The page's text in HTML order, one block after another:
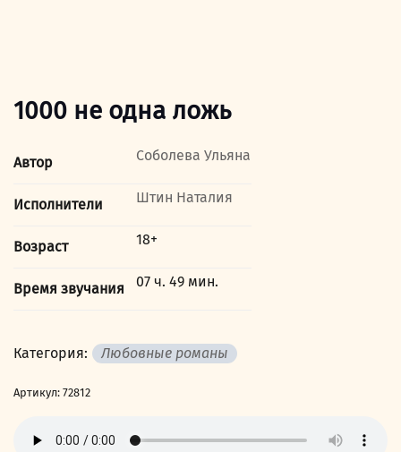
1000 не одна ложь
Автор Соболева Ульяна
Исполнители Штин Наталия
Возраст 18+
Время звучания 07 ч. 49 мин.
Категория: Любовные романы
Артикул: 72812